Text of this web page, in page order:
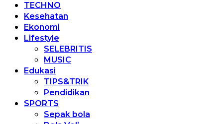
TECHNO
Kesehatan
Ekonomi
Lifestyle
SELEBRITIS
MUSIC
Edukasi
TIPS&TRIK
Pendidikan
SPORTS
Sepak bola